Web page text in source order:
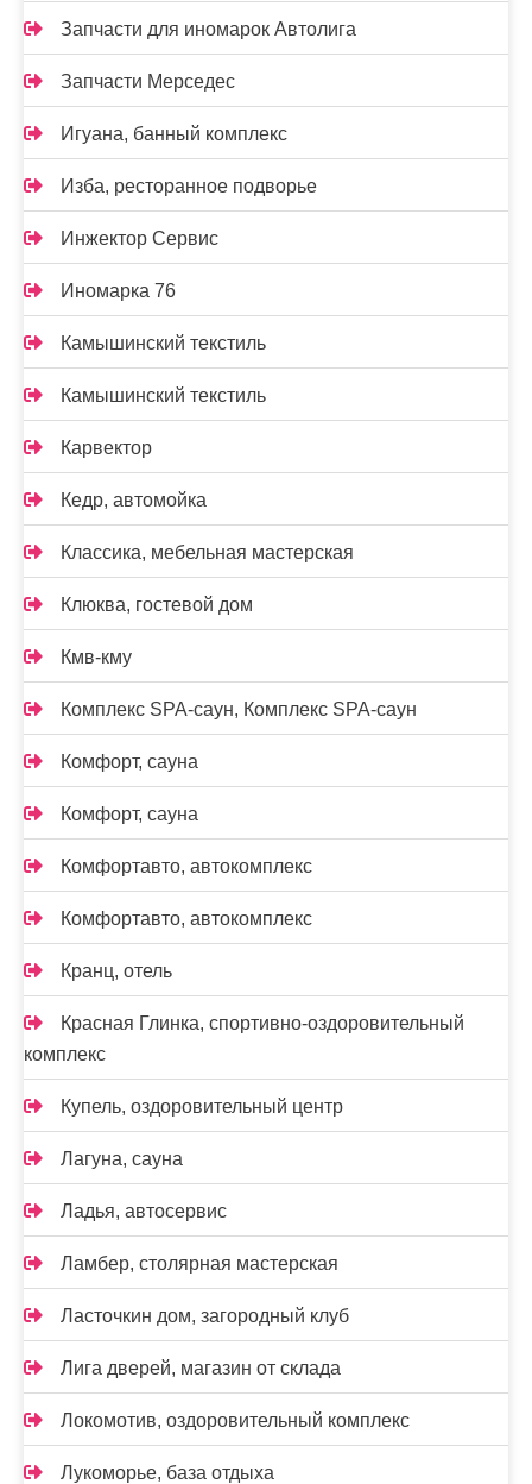
Запчасти для иномарок Автолига
Запчасти Мерседес
Игуана, банный комплекс
Изба, ресторанное подворье
Инжектор Сервис
Иномарка 76
Камышинский текстиль
Камышинский текстиль
Карвектор
Кедр, автомойка
Классика, мебельная мастерская
Клюква, гостевой дом
Кмв-кму
Комплекс SPA-саун, Комплекс SPA-саун
Комфорт, сауна
Комфорт, сауна
Комфортавто, автокомплекс
Комфортавто, автокомплекс
Кранц, отель
Красная Глинка, спортивно-оздоровительный
комплекс
Купель, оздоровительный центр
Лагуна, сауна
Ладья, автосервис
Ламбер, столярная мастерская
Ласточкин дом, загородный клуб
Лига дверей, магазин от склада
Локомотив, оздоровительный комплекс
Лукоморье, база отдыха